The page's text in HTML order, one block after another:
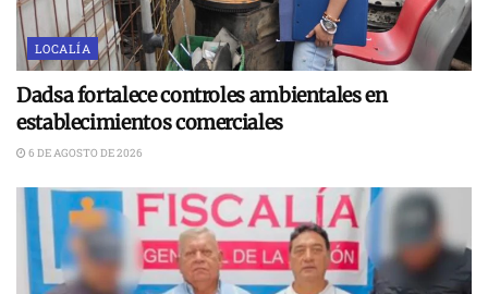
LOCALÍA
Dadsa fortalece controles ambientales en
establecimientos comerciales
6 DE AGOSTO DE 2026